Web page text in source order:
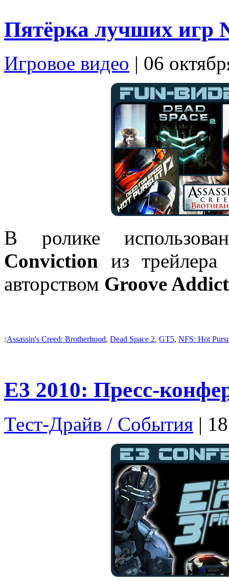
Пятёрка лучших игр
Игровое видео | 06
В ролике
Conviction из
авторством Groove
:Assassin's Creed: Brotherhood, Dead Space 2, GT5, NFS: Hot
E3 2010: Пресс-
Тест-Драйв / Cобытия |